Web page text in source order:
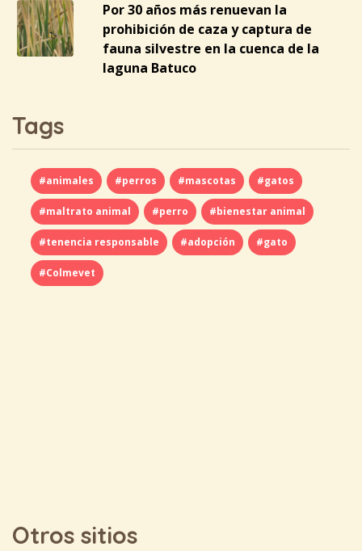
Por 30 años más renuevan la
prohibición de caza y captura de
fauna silvestre en la cuenca de la
laguna Batuco
Tags
#animales #perros #mascotas #gatos
#maltrato animal #perro #bienestar animal
#tenencia responsable #adopción #gato
#Colmevet
Otros sitios